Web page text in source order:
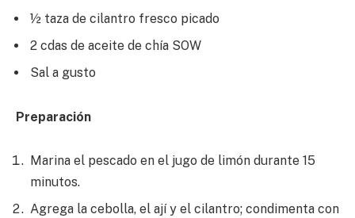
½ taza de cilantro fresco picado
2 cdas de aceite de chía SOW
Sal a gusto
Preparación
Marina el pescado en el jugo de limón durante 15
minutos.
Agrega la cebolla, el ají y el cilantro; condimenta con